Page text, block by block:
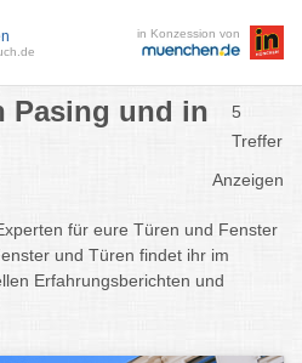
in Konzession von
Pasing und in
5
Treffer
Anzeigen
für eure Türen und Fenster
und Türen findet ihr im
Erfahrungsberichten und